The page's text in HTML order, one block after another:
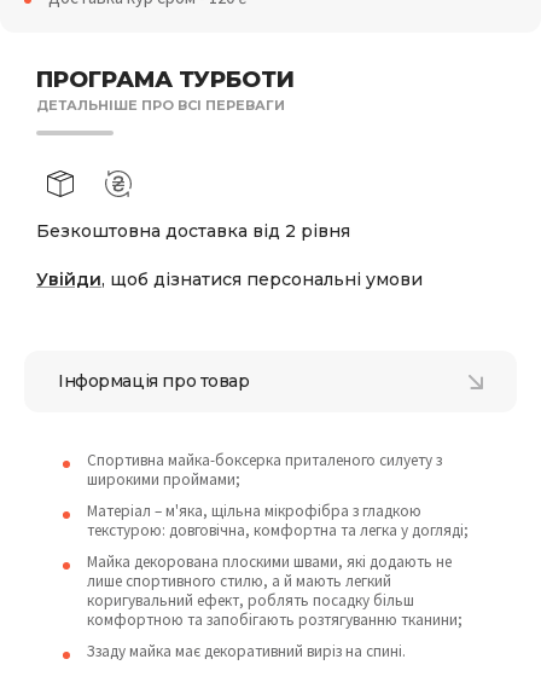
ПРОГРАМА ТУРБОТИ
ДЕТАЛЬНІШЕ ПРО ВСІ ПЕРЕВАГИ
Безкоштовна доставка від 2 рівня
Увійди, щоб дізнатися персональні умови
Інформація про товар
Спортивна майка-боксерка приталеного силуету з
широкими проймами;
Матеріал – м'яка, щільна мікрофібра з гладкою
текстурою: довговічна, комфортна та легка у догляді;
Майка декорована плоскими швами, які додають не
лише спортивного стилю, а й мають легкий
коригувальний ефект, роблять посадку більш
комфортною та запобігають розтягуванню тканини;
Ззаду майка має декоративний виріз на спині.